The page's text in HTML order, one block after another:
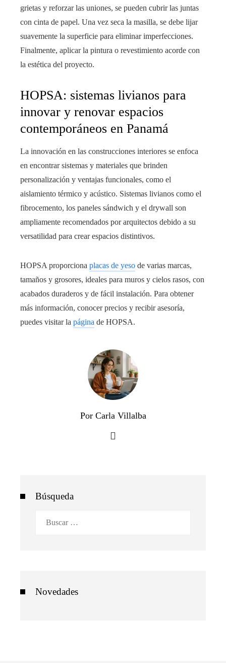
grietas y reforzar las uniones, se pueden cubrir las juntas
con cinta de papel. Una vez seca la masilla, se debe lijar
suavemente la superficie para eliminar imperfecciones.
Finalmente, aplicar la pintura o revestimiento acorde con
la estética del proyecto.
HOPSA: sistemas livianos para
innovar y renovar espacios
contemporáneos en Panamá
La innovación en las construcciones interiores se enfoca
en encontrar sistemas y materiales que brinden
personalización y ventajas funcionales, como el
aislamiento térmico y acústico. Sistemas livianos como el
fibrocemento, los paneles sándwich y el drywall son
ampliamente recomendados por arquitectos debido a su
versatilidad para crear espacios distintivos.
HOPSA proporciona placas de yeso de varias marcas,
tamaños y grosores, ideales para muros y cielos rasos, con
acabados duraderos y de fácil instalación. Para obtener
más información, conocer precios y recibir asesoría,
puedes visitar la página de HOPSA.
Por Carla Villalba
Búsqueda
Novedades